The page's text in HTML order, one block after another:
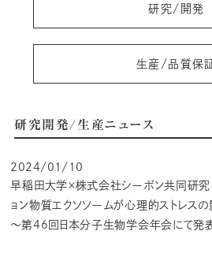
研究/開発
生産/品質保
研究開発/生産ニュース
2024/01/10
早稲田大学×株式会社シーボン共同研
ョン物質エクソソームが心理的ストレス
～第46回日本分子生物学会年会にて発